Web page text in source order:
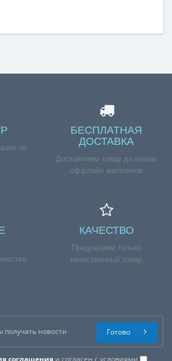
по
БЕСПЛАТНАЯ
ДОСТАВКА
Доставляем товар до наших
оффлайн магазинов
КАЧЕСТВО
Предлагаем только
качественный товар
соглашенияи согласен с условиями
Готово